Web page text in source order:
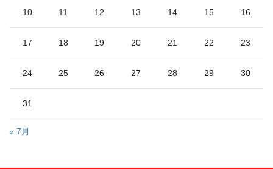
10 11 12 13 14 15 16
17 18 19 20 21 22 23
24 25 26 27 28 29 30
31
« 7月